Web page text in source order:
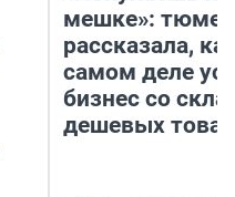
мешке»:
рассказала,
самом деле
бизнес со
дешевых